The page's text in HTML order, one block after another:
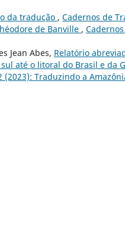
da tradução , Cadernos de
de Banville ,
Jean Abes, Relatório
até o litoral do Brasil e da
(2023): Traduzindo a